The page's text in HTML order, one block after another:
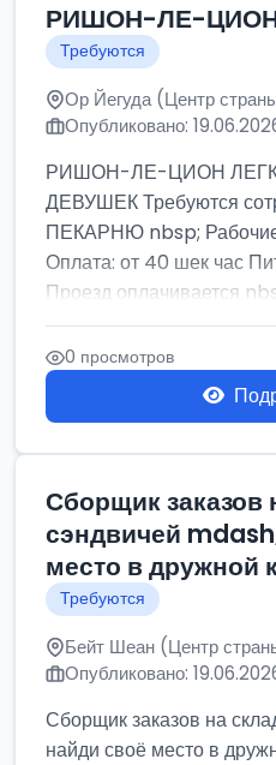
РИШОН-ЛЕ-
Требуются
Ор Йегуда (Центр
Опубликовано:
РИШОН-ЛЕ-ЦИОН
ДЕВУШЕК Требуются
ПЕКАРНЮ nbsp;
Оплата: от 40 шек час
Проезд оплачивается
бумага,...
0 просмотров
Сборщик заказов
сэндвичей
место в дружной
Требуются
Бейт Шеан (Центр
Опубликовано:
Сборщик заказов на
найди своё место в